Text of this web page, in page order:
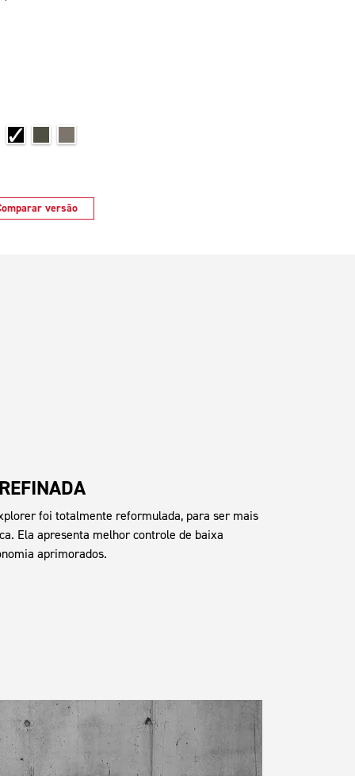
versão
foi totalmente reformulada, para ser mais
Ela apresenta melhor controle de baixa
aprimorados.